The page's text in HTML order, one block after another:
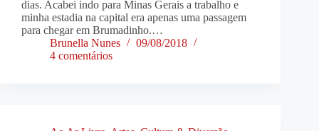
dias. Acabei indo para Minas Gerais a trabalho e
minha estadia na capital era apenas uma passagem
para chegar em Brumadinho.…
Brunella Nunes
09/08/2018
4 comentários